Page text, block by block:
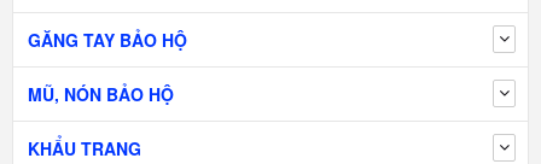
GĂNG TAY BẢO HỘ
MŨ, NÓN BẢO HỘ
KHẨU TRANG